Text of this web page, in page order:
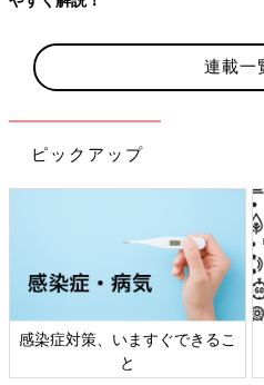
連載一
ピックアップ
感染症対策、いますぐできるこ
と